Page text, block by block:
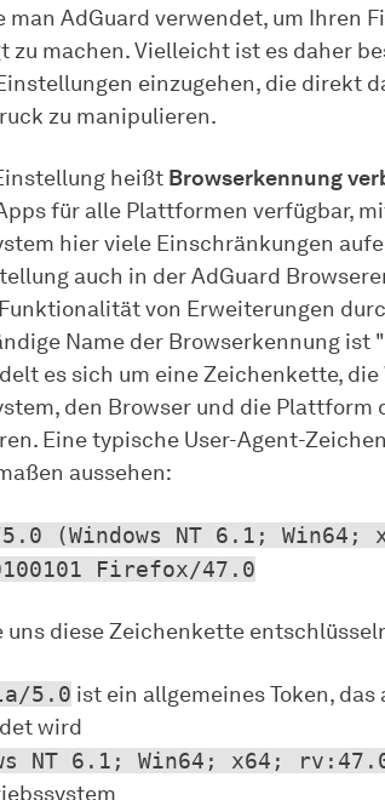
man AdGuard verwendet, um Ihren
zu machen. Vielleicht ist es daher
einzugehen, die direkt
zu manipulieren.
heißt Browserkennung
für alle Plattformen verfügbar,
hier viele Einschränkungen
auch in der AdGuard
von Erweiterungen
Name der Browserkennung ist
es sich um eine Zeichenkette,
den Browser und die Plattform
Eine typische User-Agent-
aussehen:
(Windows NT 6.1; Win64;
Firefox/47.0
uns diese Zeichenkette
5.0 ist ein allgemeines Token,
wird
NT 6.1; Win64; x64;